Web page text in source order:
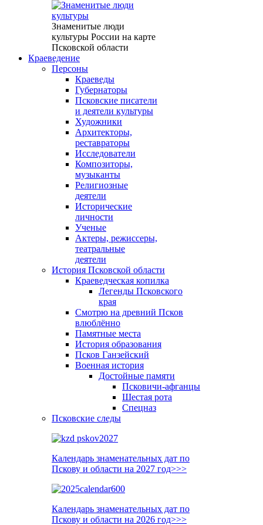
Знаменитые люди
культуры России на карте
Псковской области
Краеведение
Персоны
Краеведы
Губернаторы
Псковские писатели
и деятели культуры
Художники
Архитекторы,
реставраторы
Исследователи
Композиторы,
музыканты
Религиозные
деятели
Исторические
личности
Ученые
Актеры, режиссеры,
театральные
деятели
История Псковской области
Краеведческая копилка
Легенды Псковского
края
Смотрю на древний Псков
влюблённо
Памятные места
История образования
Псков Ганзейский
Военная история
Достойные памяти
Псковичи-афганцы
Шестая рота
Спецназ
Псковские следы
Календарь знаменательных дат по
Пскову и области на 2027 год>>>
Календарь знаменательных дат по
Пскову и области на 2026 год>>>